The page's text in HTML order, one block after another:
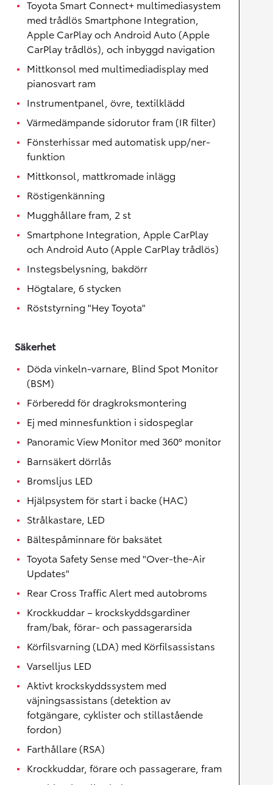
Toyota Smart Connect+ multimediasystem
med trådlös Smartphone Integration,
Apple CarPlay och Android Auto (Apple
CarPlay trådlös), och inbyggd navigation
Mittkonsol med multimediadisplay med
pianosvart ram
Instrumentpanel, övre, textilklädd
Värmedämpande sidorutor fram (IR filter)
Fönsterhissar med automatisk upp/ner-
funktion
Mittkonsol, mattkromade inlägg
Röstigenkänning
Mugghållare fram, 2 st
Smartphone Integration, Apple CarPlay
och Android Auto (Apple CarPlay trådlös)
Instegsbelysning, bakdörr
Högtalare, 6 stycken
Röststyrning "Hey Toyota"
Säkerhet
Döda vinkeln-varnare, Blind Spot Monitor
(BSM)
Förberedd för dragkroksmontering
Ej med minnesfunktion i sidospeglar
Panoramic View Monitor med 360° monitor
Barnsäkert dörrlås
Bromsljus LED
Hjälpsystem för start i backe (HAC)
Strålkastare, LED
Bältespåminnare för baksätet
Toyota Safety Sense med "Over-the-Air
Updates"
Rear Cross Traffic Alert med autobroms
Krockkuddar – krockskyddsgardiner
fram/bak, förar- och passagerarsida
Körfilsvarning (LDA) med Körfilsassistans
Varselljus LED
Aktivt krockskyddssystem med
väjningsassistans (detektion av
fotgängare, cyklister och stillastående
fordon)
Farthållare (RSA)
Krockkuddar, förare och passagerare, fram